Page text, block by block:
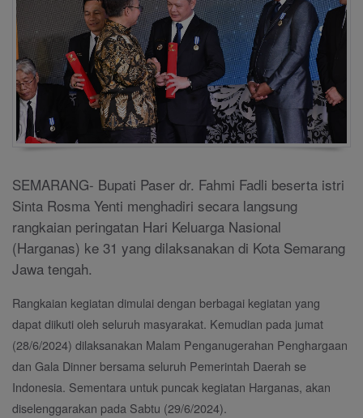
SEMARANG- Bupati Paser dr. Fahmi Fadli beserta istri
Sinta Rosma Yenti menghadiri secara langsung
rangkaian peringatan Hari Keluarga Nasional
(Harganas) ke 31 yang dilaksanakan di Kota Semarang
Jawa tengah.
Rangkaian kegiatan dimulai dengan berbagai kegiatan yang
dapat diikuti oleh seluruh masyarakat. Kemudian pada jumat
(28/6/2024) dilaksanakan Malam Penganugerahan Penghargaan
dan Gala Dinner bersama seluruh Pemerintah Daerah se
Indonesia. Sementara untuk puncak kegiatan Harganas, akan
diselenggarakan pada Sabtu (29/6/2024).